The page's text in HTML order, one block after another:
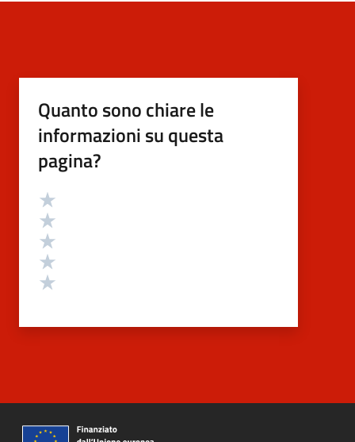
Quanto sono chiare le
informazioni su questa
pagina?
Valutazione